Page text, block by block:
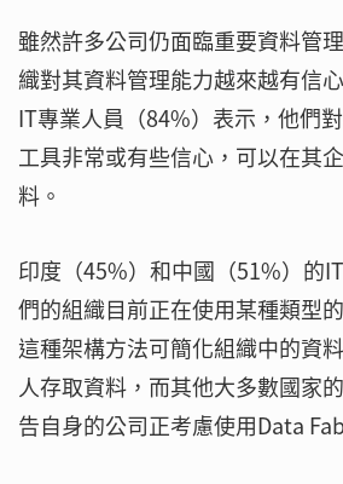
雖然許多公司仍面臨重要資料管
織對其資料管理能力越來越有信
IT專業人員（84%）表示，他們
工具非常或有些信心，可以在其
料。
印度（45%）和中國（51%）的
們的組織目前正在使用某種類型
這種架構方法可簡化組織中的資
人存取資料，而其他大多數國家
告自身的公司正考慮使用Data